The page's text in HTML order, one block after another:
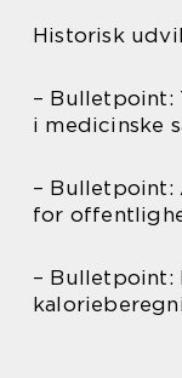
Historisk
–
i medicinske
– Bulletpoint:
for
– Bulletpoint: